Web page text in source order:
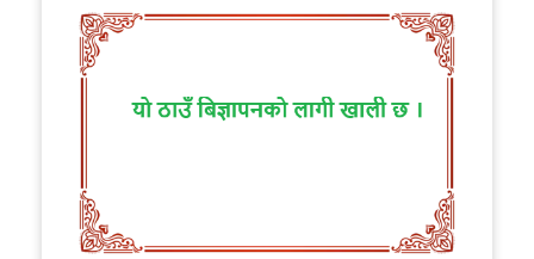
२०८३ जेठ ३१ आइतबार
नाट्टा टोलीको कलकत्ता मिसनः सीधा उडान र साझा
प्याकेजमा जोड
पालिकाहरूको पुनरावलोकन सम्बन्धमा गठित
कास्की जिल्ला स्तरिय अध्ययन समितिको सांसद र